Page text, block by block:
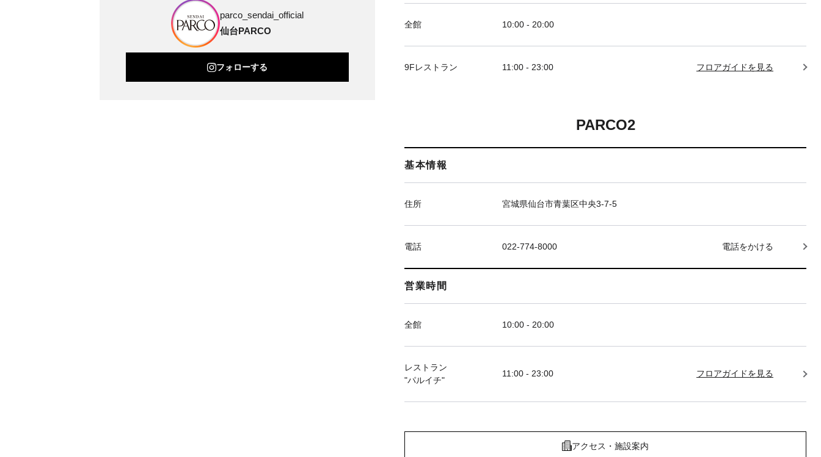
全館 10:00 - 20:00
9Fレストラン 11:00 - 23:00 フロアガイドを見る
PARCO2
基本情報
住所 宮城県仙台市青葉区中央3-7-5
電話 022-774-8000 電話をかける
営業時間
全館 10:00 - 20:00
レストラン
"パルイチ"
11:00 - 23:00 フロアガイドを見る
アクセス・施設案内
parco_sendai_official
仙台PARCO
フォローする